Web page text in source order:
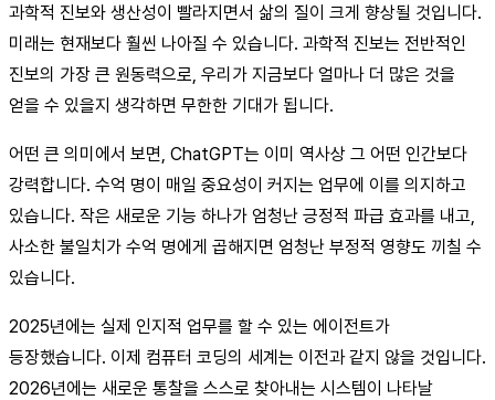
과학적 진보와 생산성이 빨라지면서 삶의 질이 크게 향상될 것입니다.
미래는 현재보다 훨씬 나아질 수 있습니다. 과학적 진보는 전반적인
진보의 가장 큰 원동력으로, 우리가 지금보다 얼마나 더 많은 것을
얻을 수 있을지 생각하면 무한한 기대가 됩니다.
어떤 큰 의미에서 보면, ChatGPT는 이미 역사상 그 어떤 인간보다
강력합니다. 수억 명이 매일 중요성이 커지는 업무에 이를 의지하고
있습니다. 작은 새로운 기능 하나가 엄청난 긍정적 파급 효과를 내고,
사소한 불일치가 수억 명에게 곱해지면 엄청난 부정적 영향도 끼칠 수
있습니다.
2025년에는 실제 인지적 업무를 할 수 있는 에이전트가
등장했습니다. 이제 컴퓨터 코딩의 세계는 이전과 같지 않을 것입니다.
2026년에는 새로운 통찰을 스스로 찾아내는 시스템이 나타날